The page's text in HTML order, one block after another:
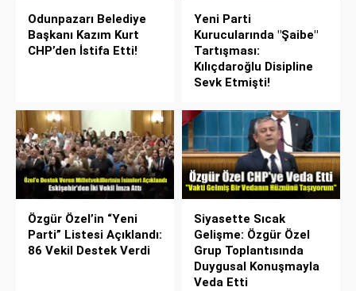
Odunpazarı Belediye
Başkanı Kazım Kurt
CHP’den İstifa Etti!
Yeni Parti
Kurucularında "Şaibe"
Tartışması:
Kılıçdaroğlu Disipline
Sevk Etmişti!
Özgür Özel’in “Yeni
Parti” Listesi Açıklandı:
86 Vekil Destek Verdi
Siyasette Sıcak
Gelişme: Özgür Özel
Grup Toplantısında
Duygusal Konuşmayla
Veda Etti